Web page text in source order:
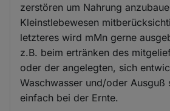
zerstören um Nahrung
Kleinstlebewesen
letzteres wird mMn gerne
z.B. beim ertränken des
oder der angelegten, sich
Waschwasser und/oder Ausguß
einfach bei der Ernte.